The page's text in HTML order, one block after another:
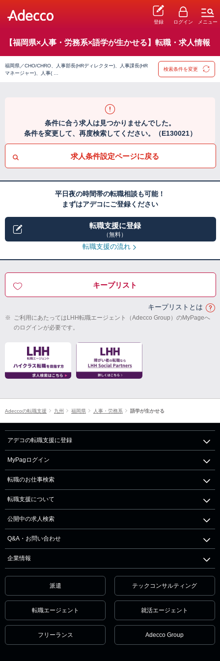
登録 ログイン メニュー
【福岡県×人事・労務系×語学が生かせる】転職・求人情報
福岡県／CHO/CHRO、人事部長(HRディレクター)、人事課長(HR
マネージャー)、人事( …
検索条件を変更
条件に合う求人は見つかりませんでした。
条件を変更して、再度検索してください。（E130021）
求人条件設定ページに戻る
平日夜の時間帯の転職相談も可能！
まずはアデコにご登録ください
転職支援に登録
（無料）
転職支援の流れ
キープリスト
キープリストとは
※ ご利用にあたってはLHH転職エージェント（Adecco Group）のMyPageへ
のログインが必要です。
Adeccoの転職支援 九州 福岡県 人事・労務系 語学が生かせる
アデコの転職支援に登録
MyPagログイン
転職のお仕事検索
転職支援について
公開中の求人検索
Q&A・お問い合わせ
企業情報
派遣 テックコンサルティング
転職エージェント 就活エージェント
フリーランス Adecco Group